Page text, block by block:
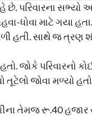
રહે છે. પરિવારના
ધોવા માટે ગયા
હતી. સાથે જ ત્રણ
જોકે પરિવારનો
તૂટેલો જોવા મળ્યો
તેમજ રૂ.40